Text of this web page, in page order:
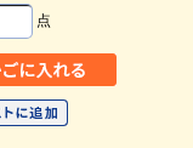
点